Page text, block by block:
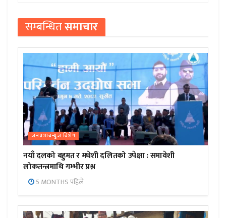
सम्बन्धितसमाचार
जनप्रभाबन्युज विशेष
नयाँ दलको बहुमत र मधेशी दलितको उपेक्षा : समावेशी
लोकतन्त्रमाथि गम्भीर प्रश्न
5 MONTHS पहिले